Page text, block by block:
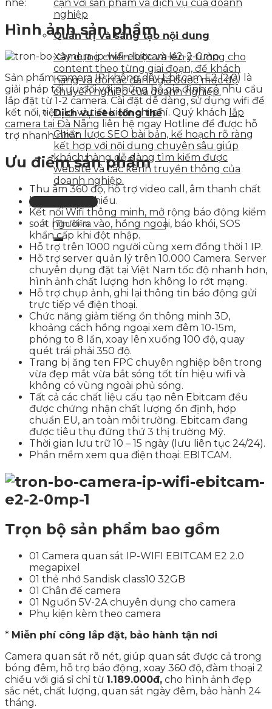
cận với sản phẩm và dịch vụ của doanh
nghiệp
Quản trị và sáng tạo nội dung
Xây dựng chiến lược và lên ý tưởng cho
content theo từng giai đoạn, để khách
hàng và đối tác đánh giá được mức độ
chuyên nghiệp của doanh nghiệp.
Dịch vụ seo tổng thể
Chiến lược SEO bài bản, kế hoạch rõ ràng
kết hợp với nội dung chuyên sâu giúp
khách hàng dễ dàng tìm kiếm được
website và các kênh truyền thông của
doanh nghiệp.
Liên hệ tư vấn
nhé:
Hình ảnh sản phẩm
Sản phẩm camera IP không dây Ebitcam E2 (2.0) là
giải pháp tối ưu đối với những hộ gia đình có nhu cầu
lắp đặt từ 1-2 camera. Cài đặt dễ dàng, sử dụng wifi để
kết nối, tiện lợi và tiết kiệm chi phí. Quý khách lắp
camera tại Đà Nẵng liên hệ ngay Hotline để được hỗ
trợ nhanh nhất.
Ưu điểm sản phẩm
Thu âm 360 độ, hỗ trợ video call, âm thanh chất
lượng cao 2 chiều.
Kết nối Wifi thông minh, mở rộng báo động kiểm
soát người ra vào, hồng ngoại, báo khói, SOS
khẩn cấp khi đột nhập.
Hỗ trợ trên 1000 người cùng xem đồng thời 1 IP.
Hỗ trợ server quản lý trên 10.000 Camera. Server
chuyên dụng đặt tại Việt Nam tốc độ nhanh hơn,
hình ảnh chất lượng hơn không lo rớt mạng.
Hỗ trợ chụp ảnh, ghi lại thông tin báo động gửi
trực tiếp về điện thoại.
Chức năng giảm tiếng ồn thông minh 3D,
khoảng cách hồng ngoại xem đêm 10-15m,
phóng to 8 lần, xoay lên xuống 100 độ, quay
quét trái phải 350 độ.
Trang bị ăng ten FPC chuyên nghiệp bên trong
vừa đẹp mắt vừa bắt sóng tốt tín hiệu wifi và
không có vùng ngoài phủ sóng.
Tất cả các chất liệu cấu tạo nên Ebitcam đều
được chứng nhận chất lượng ổn định, hợp
chuẩn EU, an toàn môi trường. Ebitcam đang
được tiêu thụ đứng thứ 3 thị trường Mỹ.
Thời gian lưu trữ 10 – 15 ngày (lưu liên tục 24/24).
Phần mềm xem qua điện thoại: EBITCAM.
Trọn bộ sản phẩm bao gồm
01 Camera quan sát IP-WIFI EBITCAM E2 2.0
megapixel
01 thẻ nhớ Sandisk class10 32GB
01 Chân đế camera
01 Nguồn 5V-2A chuyên dụng cho camera
Phụ kiện kèm theo camera
* Miễn phí công lắp đặt, bảo hành tận nơi
Camera quan sát rõ nét, giúp quan sát được cả trong
bóng đêm, hỗ trợ báo động, xoay 360 độ, đàm thoại 2
chiều với giá sỉ chỉ từ 1.189.000đ, cho hình ảnh đẹp
sắc nét, chất lượng, quan sát ngày đêm, bảo hành 24
tháng.